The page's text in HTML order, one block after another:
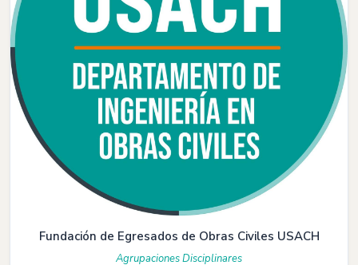
Fundación de Egresados de Obras Civiles USACH
Agrupaciones Disciplinares